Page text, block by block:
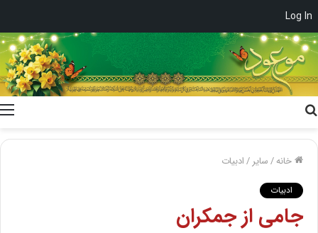
Log In
خانه/سایر /ادبیات
ادبیات
جامى از جمکران